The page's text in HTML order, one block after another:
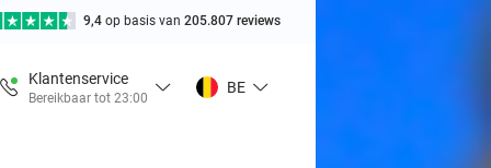
9,4 op basis van 205.807 reviews
Klantenservice
Bereikbaar tot 23:00
BE